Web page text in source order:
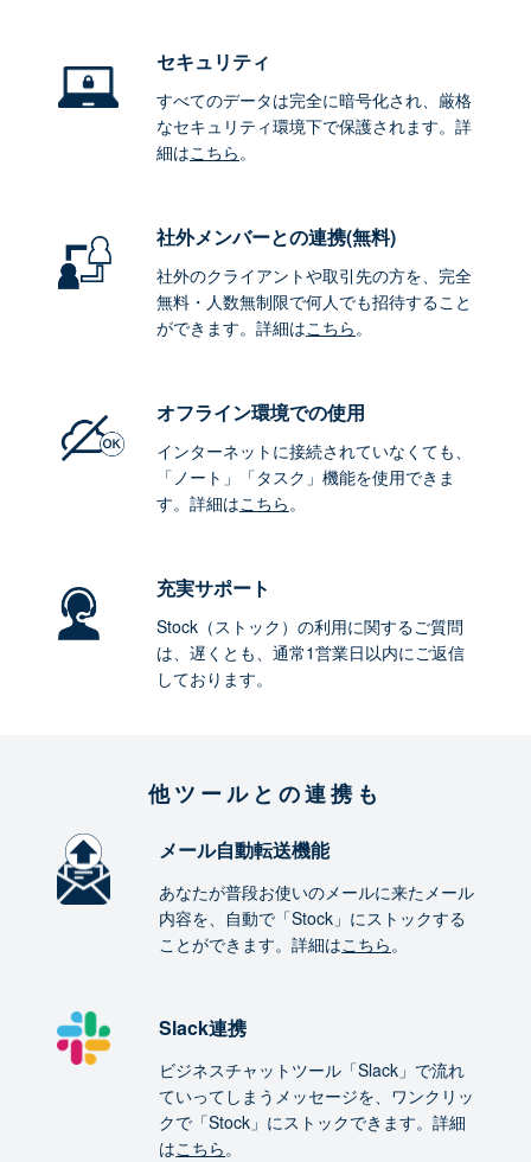
セキュリティ
すべてのデータは完全に暗号化され、厳格
なセキュリティ環境下で保護されます。詳
細はこちら。
社外メンバーとの連携(無料)
社外のクライアントや取引先の方を、完全
無料・人数無制限で何人でも招待すること
ができます。詳細はこちら。
オフライン環境での使用
インターネットに接続されていなくても、
「ノート」「タスク」機能を使用できま
す。詳細はこちら。
充実サポート
Stock（ストック）の利用に関するご質問
は、遅くとも、通常1営業日以内にご返信
しております。
他ツールとの連携も
メール自動転送機能
あなたが普段お使いのメールに来たメール
内容を、自動で「Stock」にストックする
ことができます。詳細はこちら。
Slack連携
ビジネスチャットツール「Slack」で流れ
ていってしまうメッセージを、ワンクリッ
クで「Stock」にストックできます。詳細
はこちら。